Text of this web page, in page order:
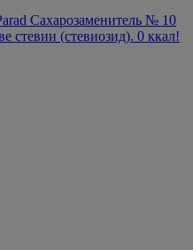
Сахарозаменитель № 10
стевии (стевиозид). 0 ккал!